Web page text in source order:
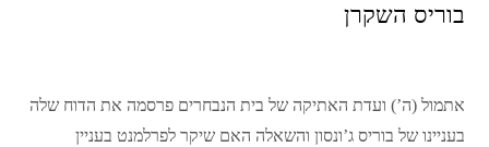
בוריס השקרן
אתמול (ה’) ועדת האתיקה של בית הנבחרים פרסמה את הדוח שלה
בעניינו של בוריס ג’ונסון והשאלה האם שיקר לפרלמנט בעניין